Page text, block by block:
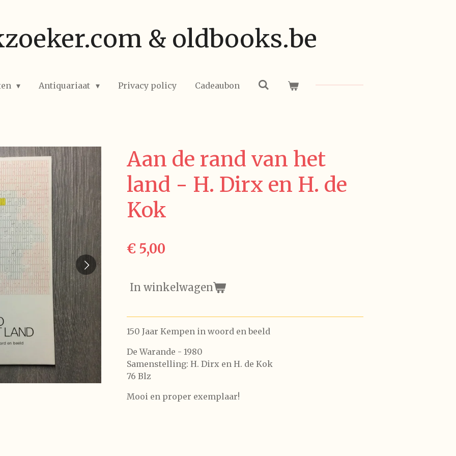
& oldbooks.be
Antiquariaat Privacy policy Cadeaubon
Aan de rand van het
land - H. Dirx en H. de
Kok
€ 5,00
In winkelwagen
150 Jaar Kempen in woord en beeld
De Warande - 1980
Samenstelling: H. Dirx en H. de Kok
76 Blz
Mooi en proper exemplaar!